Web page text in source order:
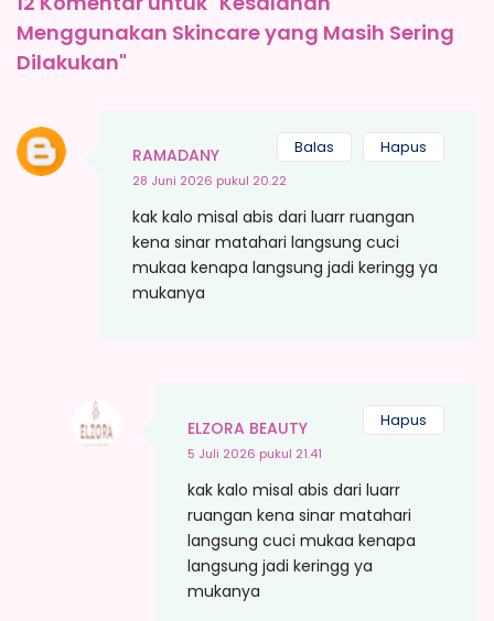
Menggunakan Skincare yang Masih Sering
Dilakukan"
RAMADANY
28 Juni 2026 pukul 20.22
kak kalo misal abis dari luarr ruangan
kena sinar matahari langsung cuci
mukaa kenapa langsung jadi keringg ya
mukanya
Balas Hapus
ELZORA BEAUTY
5 Juli 2026 pukul 21.41
kak kalo misal abis dari luarr
ruangan kena sinar matahari
langsung cuci mukaa kenapa
langsung jadi keringg ya
mukanya
Hapus